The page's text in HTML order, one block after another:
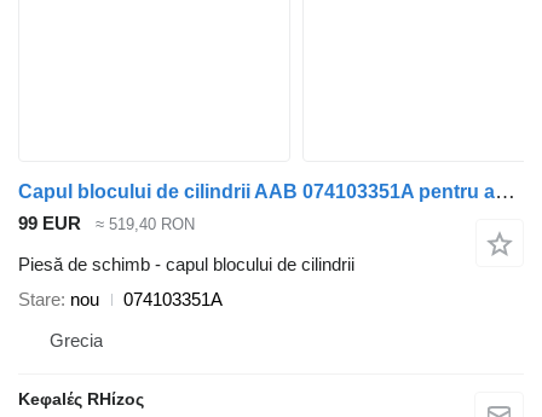
Capul blocului de cilindrii AAB 074103351A pentru automobil Volkswagen TRANSPORTER T2, T3, T4, T5 ,T6
99 EUR ≈ 519,40 RON
Piesă de schimb - capul blocului de cilindrii
Stare nou
074103351A
Grecia
Keφalές RHίzoς